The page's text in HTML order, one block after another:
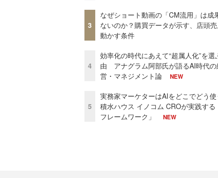
3
なぜショート動画の「CM流用」は成
ないのか？購買データが示す、店頭
動かす条件
4
効率化の時代にあえて“超属人化”を選
由 アナグラム阿部氏が語るAI時代の
営・マネジメント論
NEW
5
実務家マーケターはAIをどこでどう使
積水ハウス イノコム CROが実践する
フレームワーク」
NEW